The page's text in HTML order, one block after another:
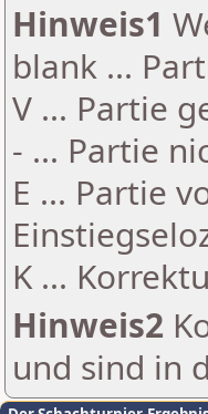
Hinweis1
blank ...
V ... Partie
- ... Partie
E ... Partie
K ...
Hinweis2
und sind in